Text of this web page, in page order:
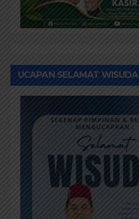
UCAPAN SELAMAT WISUDA